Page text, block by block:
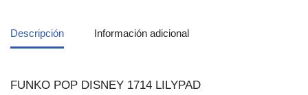
Descripción Información adicional
FUNKO POP DISNEY 1714 LILYPAD